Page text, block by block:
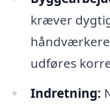
kræver
udføres
Indretning: